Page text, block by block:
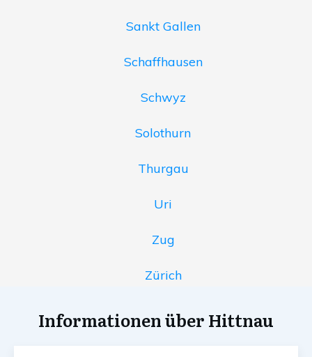
Sankt Gallen
Schaffhausen
Schwyz
Solothurn
Thurgau
Uri
Zug
Zürich
Informationen über Hittnau